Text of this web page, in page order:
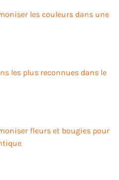
les couleurs dans une
les plus reconnues dans le
fleurs et bougies pour